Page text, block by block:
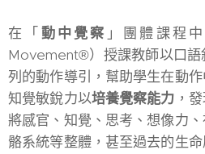
在「 動中覺察 」團體課程
Movement®）授課教師以口語
列的動作導引，幫助學生在動
知覺敏銳力以培養覺察能力 ，
將感官、知覺、思考、想像力
骼系統等整體，甚至過去的生